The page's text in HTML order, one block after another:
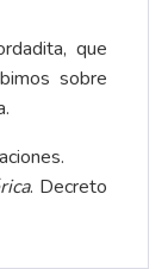
que
sobre
.
.
. Decreto